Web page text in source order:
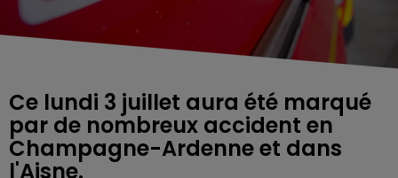
Ce lundi 3 juillet aura été marqué
par de nombreux accident en
Champagne-Ardenne et dans
l'Aisne.